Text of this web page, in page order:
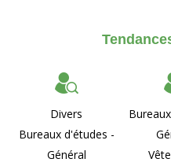
Divers
Bureaux d'études -
Général